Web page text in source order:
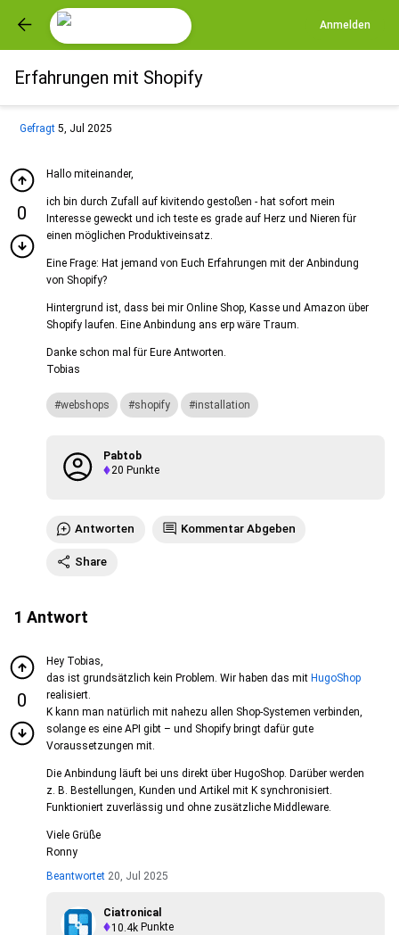
Anmelden
Erfahrungen mit Shopify
Gefragt 5, Jul 2025
0
Hallo miteinander,
ich bin durch Zufall auf kivitendo gestoßen - hat sofort mein
Interesse geweckt und ich teste es grade auf Herz und Nieren für
einen möglichen Produktiveinsatz.
Eine Frage: Hat jemand von Euch Erfahrungen mit der Anbindung
von Shopify?
Hintergrund ist, dass bei mir Online Shop, Kasse und Amazon über
Shopify laufen. Eine Anbindung ans erp wäre Traum.
Danke schon mal für Eure Antworten.
Tobias
webshops shopify installation
Pabtob
20 Punkte
Antworten Kommentar Abgeben
Share
1 Antwort
0
Hey Tobias,
das ist grundsätzlich kein Problem. Wir haben das mit HugoShop
realisiert.
K kann man natürlich mit nahezu allen Shop-Systemen verbinden,
solange es eine API gibt – und Shopify bringt dafür gute
Voraussetzungen mit.
Die Anbindung läuft bei uns direkt über HugoShop. Darüber werden
z. B. Bestellungen, Kunden und Artikel mit K synchronisiert.
Funktioniert zuverlässig und ohne zusätzliche Middleware.
Viele Grüße
Ronny
Beantwortet 20, Jul 2025
Ciatronical
10.4k Punkte